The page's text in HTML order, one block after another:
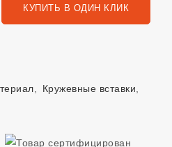
КУПИТЬ В ОДИН КЛИК
Кружевные вставки